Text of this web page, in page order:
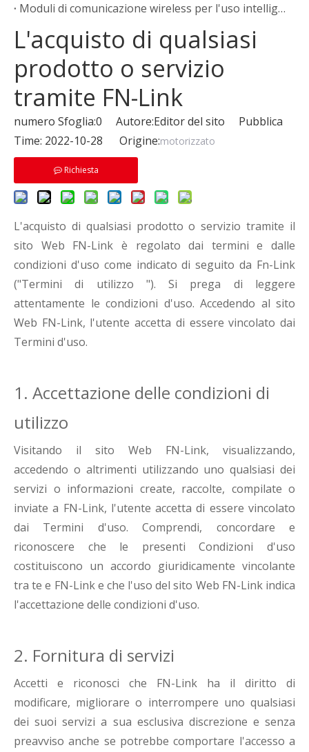
Moduli di comunicazione wireless per l'uso intelligente dell'energia: innovazioni e tendenze
L'acquisto di qualsiasi
prodotto o servizio
tramite FN-Link
numero Sfoglia:0 Autore:Editor del sito Pubblica
Time: 2022-10-28 Origine:motorizzato
Richiesta
L'acquisto di qualsiasi prodotto o servizio tramite il
sito Web FN-Link è regolato dai termini e dalle
condizioni d'uso come indicato di seguito da Fn-Link
("Termini di utilizzo "). Si prega di leggere
attentamente le condizioni d'uso. Accedendo al sito
Web FN-Link, l'utente accetta di essere vincolato dai
Termini d'uso.
1. Accettazione delle condizioni di
utilizzo
Visitando il sito Web FN-Link, visualizzando,
accedendo o altrimenti utilizzando uno qualsiasi dei
servizi o informazioni create, raccolte, compilate o
inviate a FN-Link, l'utente accetta di essere vincolato
dai Termini d'uso. Comprendi, concordare e
riconoscere che le presenti Condizioni d'uso
costituiscono un accordo giuridicamente vincolante
tra te e FN-Link e che l'uso del sito Web FN-Link indica
l'accettazione delle condizioni d'uso.
2. Fornitura di servizi
Accetti e riconosci che FN-Link ha il diritto di
modificare, migliorare o interrompere uno qualsiasi
dei suoi servizi a sua esclusiva discrezione e senza
preavviso anche se potrebbe comportare l'accesso a